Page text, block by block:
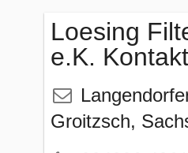
Loesing
e.K. Kontakt
Groitzsch,